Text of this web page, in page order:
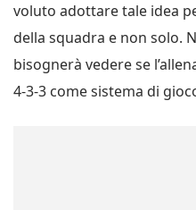
voluto adottare tale idea
della squadra e non solo.
bisognerà vedere se
4-3-3 come sistema di